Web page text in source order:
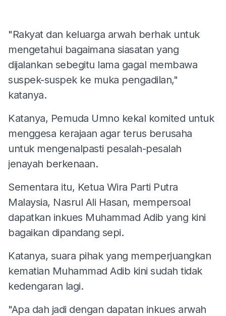
"Rakyat dan keluarga arwah berhak untuk
mengetahui bagaimana siasatan yang
dijalankan sebegitu lama gagal membawa
suspek-suspek ke muka pengadilan,"
katanya.
Katanya, Pemuda Umno kekal komited untuk
menggesa kerajaan agar terus berusaha
untuk mengenalpasti pesalah-pesalah
jenayah berkenaan.
Sementara itu, Ketua Wira Parti Putra
Malaysia, Nasrul Ali Hasan, mempersoal
dapatkan inkues Muhammad Adib yang kini
bagaikan dipandang sepi.
Katanya, suara pihak yang memperjuangkan
kematian Muhammad Adib kini sudah tidak
kedengaran lagi.
"Apa dah jadi dengan dapatan inkues arwah